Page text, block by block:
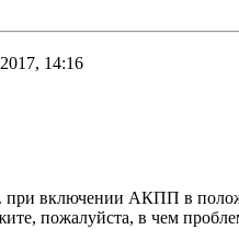
14:16
включении АКПП в
пожалуйста, в чем